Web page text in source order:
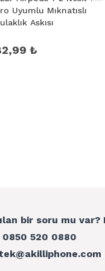
Uyumlu Mıknatıslı
Askısı
₺
bir soru mu var?
0850 520 0880